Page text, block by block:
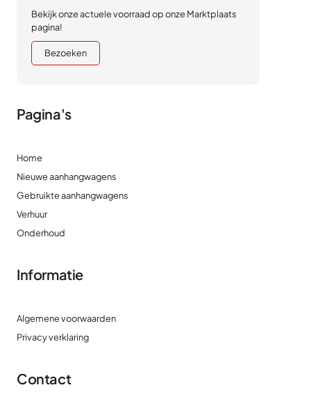
Bekijk onze actuele voorraad op onze Marktplaats
pagina!
Bezoeken
Pagina's
Home
Nieuwe aanhangwagens
Gebruikte aanhangwagens
Verhuur
Onderhoud
Informatie
Algemene voorwaarden
Privacy verklaring
Contact